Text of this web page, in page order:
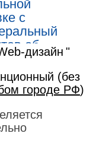
с
об
дизайн "
(без
городе РФ)